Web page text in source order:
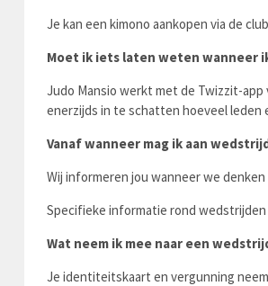
Je kan een kimono aankopen via de
Moet ik iets laten weten wanneer
Judo Mansio werkt met de Twizzit-
enerzijds in te schatten hoeveel leden
Vanaf wanneer mag ik aan
Wij informeren jou wanneer we
Specifieke informatie rond
Wat neem ik mee naar een
Je identiteitskaart en vergunning